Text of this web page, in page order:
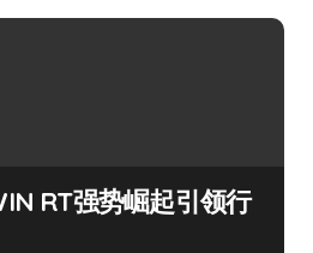
RT强势崛起引领行